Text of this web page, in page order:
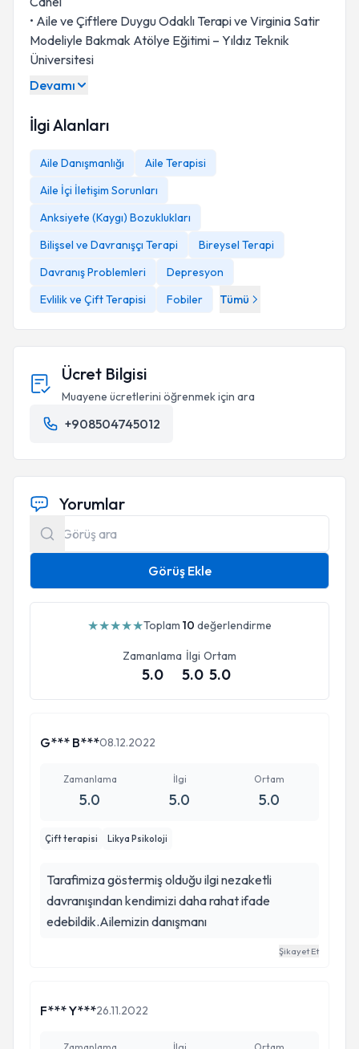
• Aile ve Çiftlere Duygu Odaklı Terapi ve Virginia Satir
Modeliyle Bakmak Atölye Eğitimi – Yıldız Teknik
Üniversitesi
Devamı
İlgi Alanları
Aile Danışmanlığı
Aile Terapisi
Aile İçi İletişim Sorunları
Anksiyete (Kaygı) Bozuklukları
Bilişsel ve Davranışçı Terapi
Bireysel Terapi
Davranış Problemleri
Depresyon
Evlilik ve Çift Terapisi
Fobiler Tümü
Ücret Bilgisi
Muayene ücretlerini öğrenmek için ara
+908504745012
Yorumlar
Görüş Ekle
★★★★★Toplam 10 değerlendirme
Zamanlama
5.0
İlgi
5.0
Ortam
5.0
G*** B***08.12.2022
Zamanlama
5.0
İlgi
5.0
Ortam
5.0
Çift terapisi Likya Psikoloji
Tarafimiza göstermiş olduğu ilgi nezaketli
davranışından kendimizi daha rahat ifade
edebildik.Ailemizin danışmanı
Şikayet Et
F*** Y***26.11.2022